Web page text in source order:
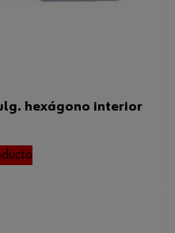
hexágono interior